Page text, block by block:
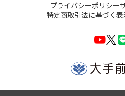
プライバシーポリシー
特定商取引法に基づく表